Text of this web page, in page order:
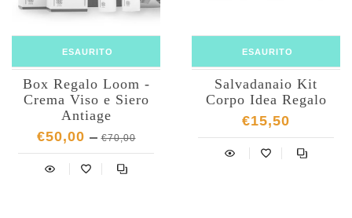
ESAURITO
Box Regalo Loom -
Crema Viso e Siero
Antiage
€50,00
€70,00
ESAURITO
Salvadanaio Kit
Corpo Idea Regalo
€15,50